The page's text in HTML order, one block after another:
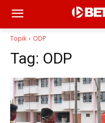
Topik ODP
Tag: ODP